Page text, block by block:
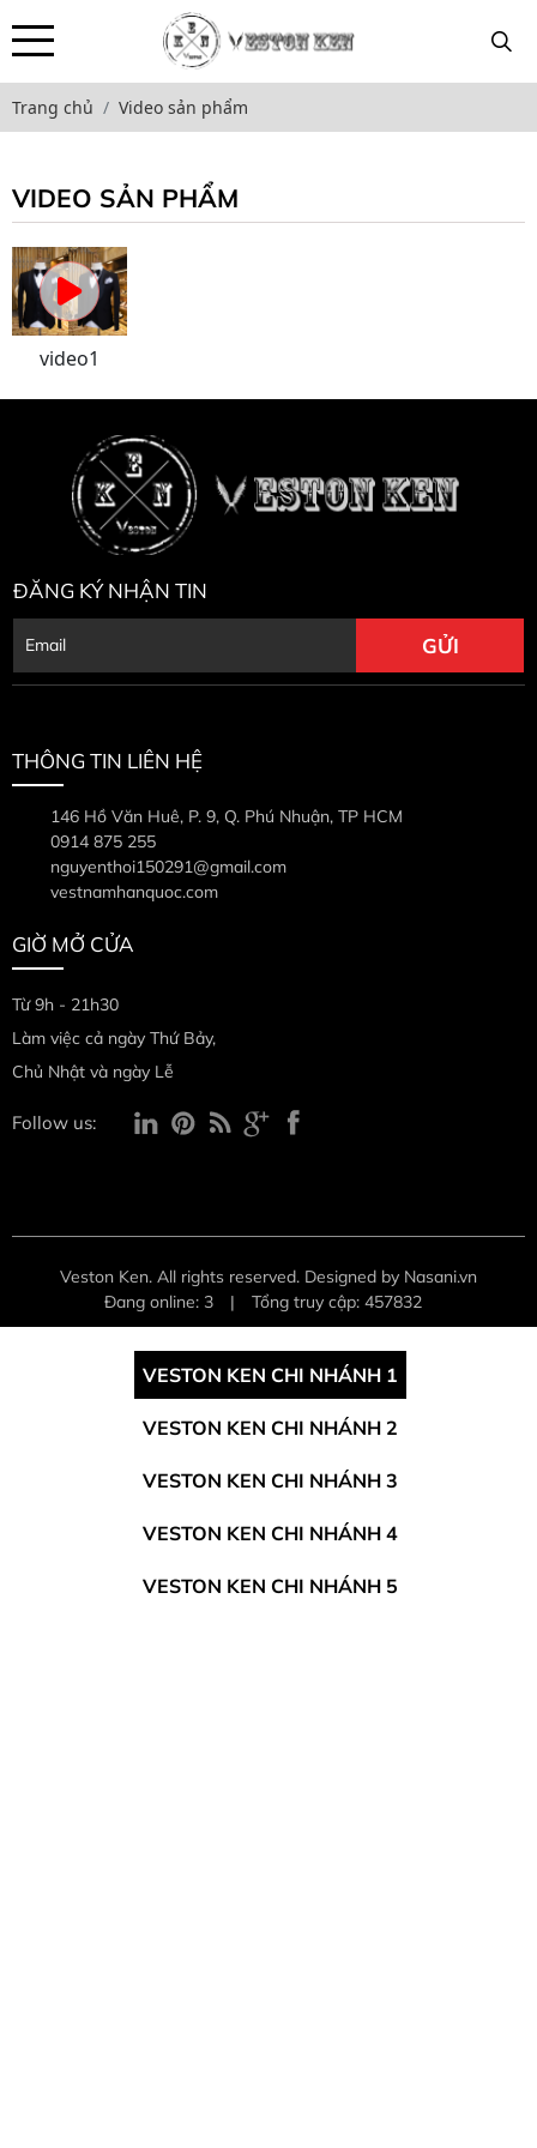
Trang chủ Video sản phẩm
VIDEO SẢN PHẨM
video1
ĐĂNG KÝ NHẬN TIN
THÔNG TIN LIÊN HỆ
146 Hồ Văn Huê, P. 9, Q. Phú Nhuận, TP HCM
0914 875 255
nguyenthoi150291@gmail.com
vestnamhanquoc.com
GIỜ MỞ CỬA
Từ 9h - 21h30
Làm việc cả ngày Thứ Bảy,
Chủ Nhật và ngày Lễ
Follow us:
Veston Ken. All rights reserved. Designed by Nasani.vn
Đang online: 3
| Tổng truy cập: 457832
VESTON KEN CHI NHÁNH 1
VESTON KEN CHI NHÁNH 2
VESTON KEN CHI NHÁNH 3
VESTON KEN CHI NHÁNH 4
VESTON KEN CHI NHÁNH 5